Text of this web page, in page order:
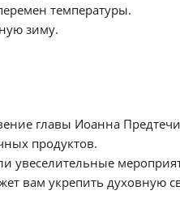
температуры.
зиму.
главы Иоанна
продуктов.
увеселительные
вам укрепить духовную